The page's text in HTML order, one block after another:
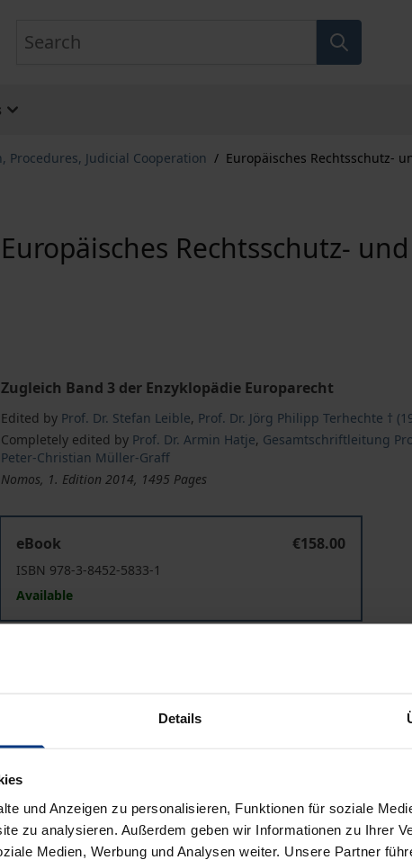
Details
und Anzeigen zu personalisieren, Funktionen für soziale
zu analysieren. Außerdem geben wir Informationen zu Ihrer
Medien, Werbung und Analysen weiter. Unsere Partner
Procedures, Judicial Cooperation / Europäisches Rechtsschutz-
Europäisches Rechtsschutz-
Zugleich Band 3 der Enzyklopädie Europarecht
Edited by Prof. Dr. Stefan Leible, Prof. Dr. Jörg Philipp Terhechte †
Completely edited by Prof. Dr. Armin Hatje, Gesamtschriftleitung
Peter-Christian Müller-Graff
Nomos, 1. Edition 2014, 1495 Pages
eBook
€158.00
ISBN 978-3-8452-5833-1
Available
Prices include VAT. Depending on the delivery address, VAT may
Add to Wish List
data Reviews